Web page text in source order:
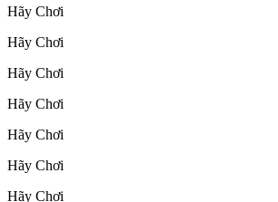
Hãy Chơi
Hãy Chơi
Hãy Chơi
Hãy Chơi
Hãy Chơi
Hãy Chơi
Hãy Chơi